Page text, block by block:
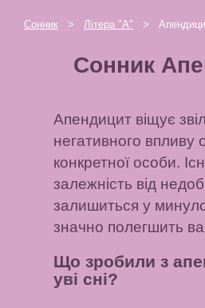
Сонник > Літера "А" >
Сонник
Апендицит віщує
негативного впливу
конкретної особи.
залежність від
залишиться у
значно полегшить
Що зробили з
уві сні?